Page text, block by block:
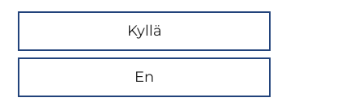
Kyllä
En